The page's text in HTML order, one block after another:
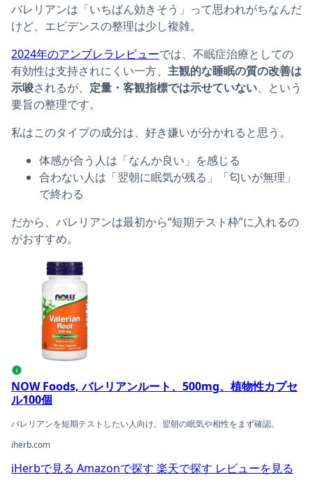
バレリアンは「いちばん効きそう」って思われがちなんだ
けど、エビデンスの整理は少し複雑。
2024年のアンブレラレビューでは、不眠症治療としての
有効性は支持されにくい一方、 主観的な睡眠の質の改善は
示唆されるが、 定量・客観指標では示せていない、という
要旨の整理です。
私はこのタイプの成分は、好き嫌いが分かれると思う。
体感が合う人は「なんか良い」を感じる
合わない人は「翌朝に眠気が残る」「匂いが無理」
で終わる
だから、バレリアンは最初から“短期テスト枠”に入れるの
がおすすめ。
NOW Foods, バレリアンルート、500mg、植物性カプセル
i
NOW Foods, バレリアンルート、500mg、植物性カプセ
ル100個
バレリアンを短期テストしたい人向け。翌朝の眠気や相性をまず確認。
iherb.com
iHerbで見る Amazonで探す 楽天で探す レビューを見る